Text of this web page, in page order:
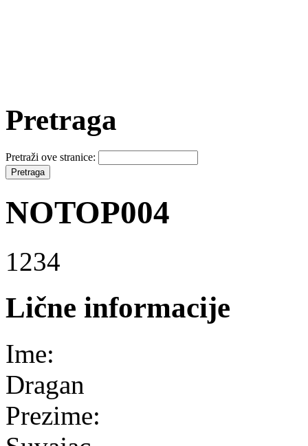
Pretraga
Pretraži ove stranice:
NOTOP004
1234
Lične informacije
Ime:
Dragan
Prezime: